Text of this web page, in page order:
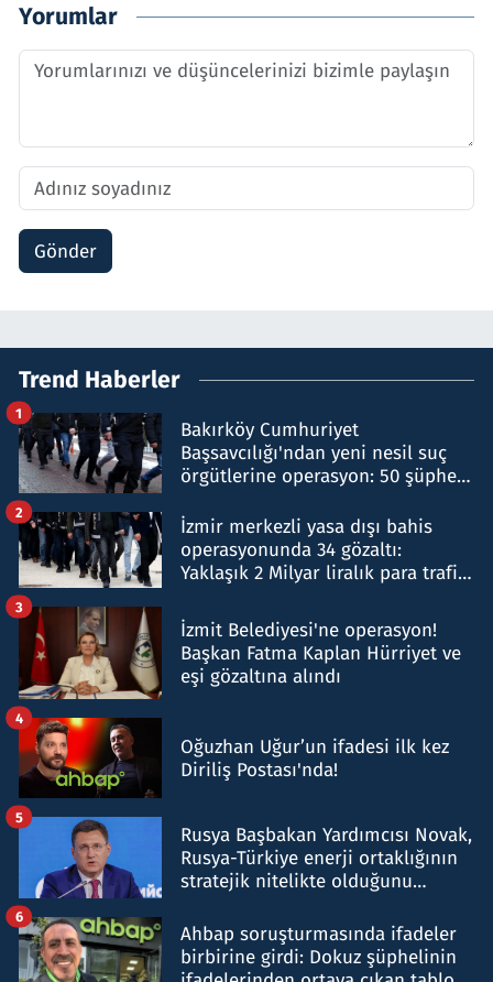
Yorumlar
Gönder
Trend Haberler
Bakırköy Cumhuriyet
Başsavcılığı'ndan yeni nesil suç
örgütlerine operasyon: 50 şüpheli
1
İzmir merkezli yasa dışı bahis
operasyonunda 34 gözaltı:
Yaklaşık 2 Milyar liralık para trafiği
2
İzmit Belediyesi'ne operasyon!
Başkan Fatma Kaplan Hürriyet ve
eşi gözaltına alındı
3
Oğuzhan Uğur’un ifadesi ilk kez
Diriliş Postası'nda!
4
Rusya Başbakan Yardımcısı Novak,
Rusya-Türkiye enerji ortaklığının
stratejik nitelikte olduğunu
5
Ahbap soruşturmasında ifadeler
birbirine girdi: Dokuz şüphelinin
6